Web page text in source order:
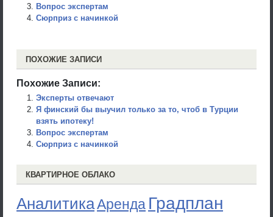
Вопрос экспертам
Сюрприз с начинкой
ПОХОЖИЕ ЗАПИСИ
Похожие Записи:
Эксперты отвечают
Я финский бы выучил только за то, чтоб в Турции
взять ипотеку!
Вопрос экспертам
Сюрприз с начинкой
КВАРТИРНОЕ ОБЛАКО
АналитикаАренда Градплан